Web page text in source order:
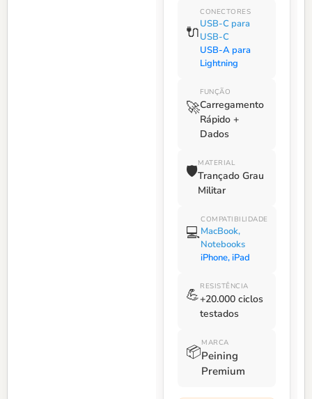
🔌
CONECTORES
USB-C para
USB-C
USB-A para
Lightning
🚀
FUNÇÃO
Carregamento
Rápido +
Dados
🛡️MATERIAL
Trançado Grau
Militar
💻
COMPATIBILIDADE
MacBook,
Notebooks
iPhone, iPad
💪 RESISTÊNCIA
+20.000 ciclos
testados
📦MARCA
Peining
Premium